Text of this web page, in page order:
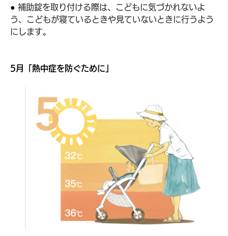
● 補助錠を取り付ける際は、こどもに気づかれないよ
う、こどもが寝ているときや見ていないときに行うよう
にします。
5月「熱中症を防ぐために」